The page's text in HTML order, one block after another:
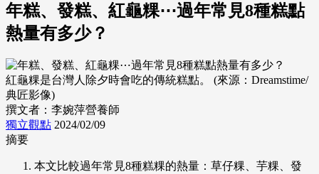
年糕、發糕、紅龜粿⋯過年常見8種糕點
熱量有多少？
紅龜粿是台灣人除夕時會吃的傳統糕點。 (來源：Dreamstime/
典匠影像)
撰文者：李婉萍營養師
獨立觀點 2024/02/09
摘要
本文比較過年常見8種糕粿的熱量：草仔粿、芋粿、發